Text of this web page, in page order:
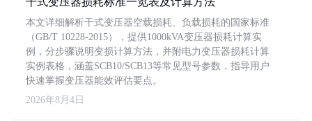
本文详细解析干式变压器空载损耗、负载损耗的国家标准
（GB/T 10228-2015），提供1000kVA变压器损耗计算实
例，分步骤说明变损计算方法，并附电力变压器损耗计算
实例表格，涵盖SCB10/SCB13等常见型号参数，指导用户
快速掌握变压器能效评估要点。
2026年8月4日